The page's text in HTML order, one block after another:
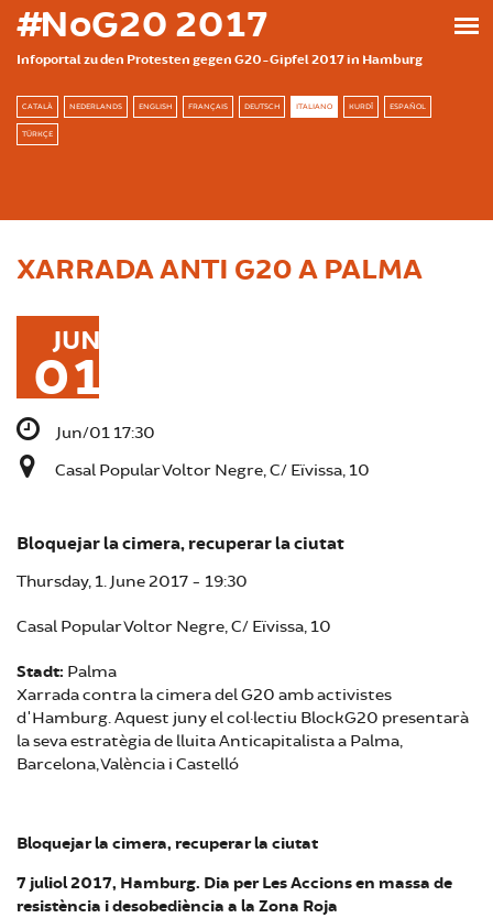
Skip to main content
#NoG20 2017
Infoportal zu den Protesten gegen G20-Gipfel 2017 in Hamburg
CATALÀ NEDERLANDS ENGLISH FRANÇAIS DEUTSCH ITALIANO KURDÎ ESPAÑOL
TÜRKÇE
XARRADA ANTI G20 A PALMA
JUN
01
Jun/01 17:30
Casal Popular Voltor Negre, C/ Eïvissa, 10
Bloquejar la cimera, recuperar la ciutat
Thursday, 1. June 2017 - 19:30
Casal Popular Voltor Negre, C/ Eïvissa, 10
Stadt: Palma
Xarrada contra la cimera del G20 amb activistes
d'Hamburg. Aquest juny el col·lectiu BlockG20 presentarà
la seva estratègia de lluita Anticapitalista a Palma,
Barcelona, València i Castelló
Bloquejar la cimera, recuperar la ciutat
7 juliol 2017, Hamburg. Dia per Les Accions en massa de
resistència i desobediència a la Zona Roja